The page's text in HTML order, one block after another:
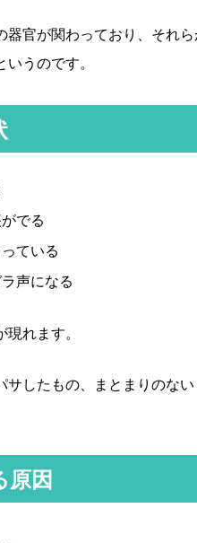
器官が関わっており、それ
うのです。
でる
ている
声になる
れます。
サしたもの、まとまりのな
原因